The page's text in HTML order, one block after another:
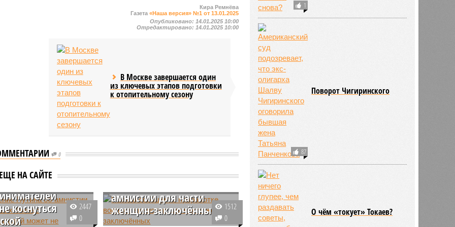
Кира Ремнёва
Газета«Наша версия» №1 от 13.01.2025
Опубликовано: 14.01.2025 10:00
Отредактировано: 14.01.2025 10:00
В Москве завершается один
из ключевых этапов подготовки
к отопительному сезону
0
ЕЩЕ НА САЙТЕ
Путина об
для
бизнес
коснуться
2447
0
Песков сообщил о
амнистии для части
женщин-заключённых
1512
0
1
87
Поворот Чигиринского
О чём «токует» Токаев?